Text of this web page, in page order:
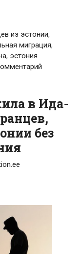
из эстонии,
миграция,
, эстония
в Ида-
без